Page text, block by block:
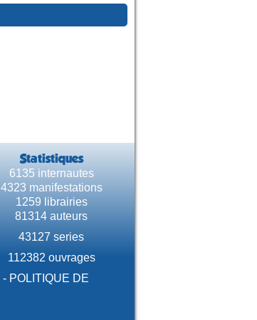
Statistiques
6135 internautes
4323 manifestations
1259 librairies
81314 auteurs
43127 series
112382 ouvrages
- POLITIQUE DE